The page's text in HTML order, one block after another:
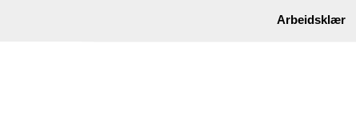
Arbeidsklær